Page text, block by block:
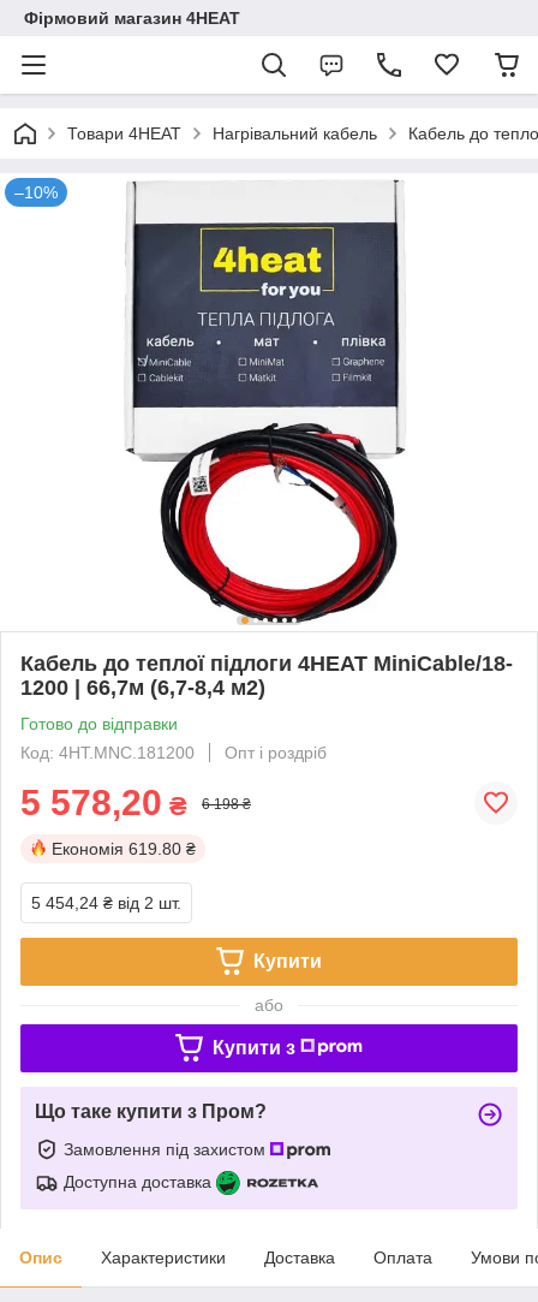
Фірмовий магазин 4HEAT
Товари 4HEAT Нагрівальний кабель Кабель до
–10%
Кабель до теплої підлоги 4HEAT MiniCable/18-
1200 | 66,7м (6,7-8,4 м2)
Готово до відправки
Код: 4HT.MNC.181200
Опт і роздріб
5 578,20 ₴ 6 198 ₴
Економія 619.80 ₴
5 454,24 ₴ від 2 шт.
Купити
або
Купити з
Що таке купити з Пром?
Замовлення під захистом
Доступна доставка
Опис Характеристики Доставка Оплата Умови